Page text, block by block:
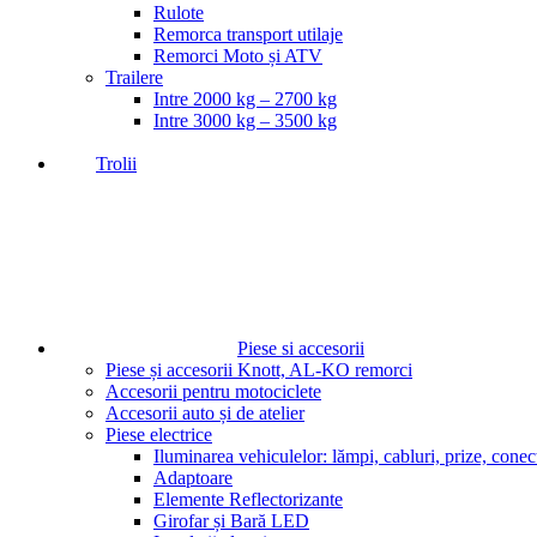
Rulote
Remorca transport utilaje
Remorci Moto și ATV
Trailere
Intre 2000 kg – 2700 kg
Intre 3000 kg – 3500 kg
Trolii
Piese si accesorii
Piese și accesorii Knott, AL-KO remorci
Accesorii pentru motociclete
Accesorii auto și de atelier
Piese electrice
Iluminarea vehiculelor: lămpi, cabluri, prize,
Adaptoare
Elemente Reflectorizante
Girofar și Bară LED